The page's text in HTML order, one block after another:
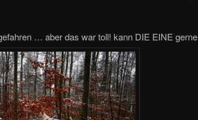
… aber das war toll! kann DIE EINE gerne